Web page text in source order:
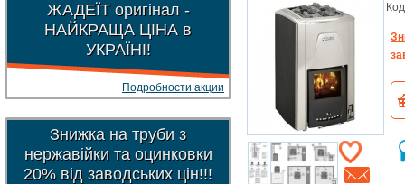
ЖАДЕЇТ оригінал -
НАЙКРАЩА ЦІНА в
УКРАЇНІ!
Подробности акции
Знижка на труби з
нержавійки та оцинковки
20% від заводських цін!!!